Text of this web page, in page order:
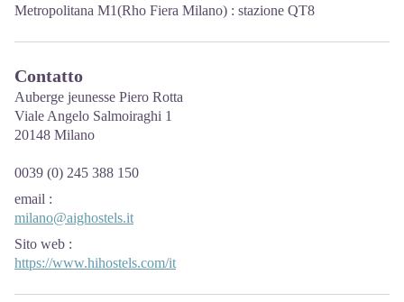
Metropolitana M1(Rho Fiera Milano) : stazione QT8
Contatto
Auberge jeunesse Piero Rotta
Viale Angelo Salmoiraghi 1
20148 Milano
0039 (0) 245 388 150
email :
milano@aighostels.it
Sito web :
https://www.hihostels.com/it